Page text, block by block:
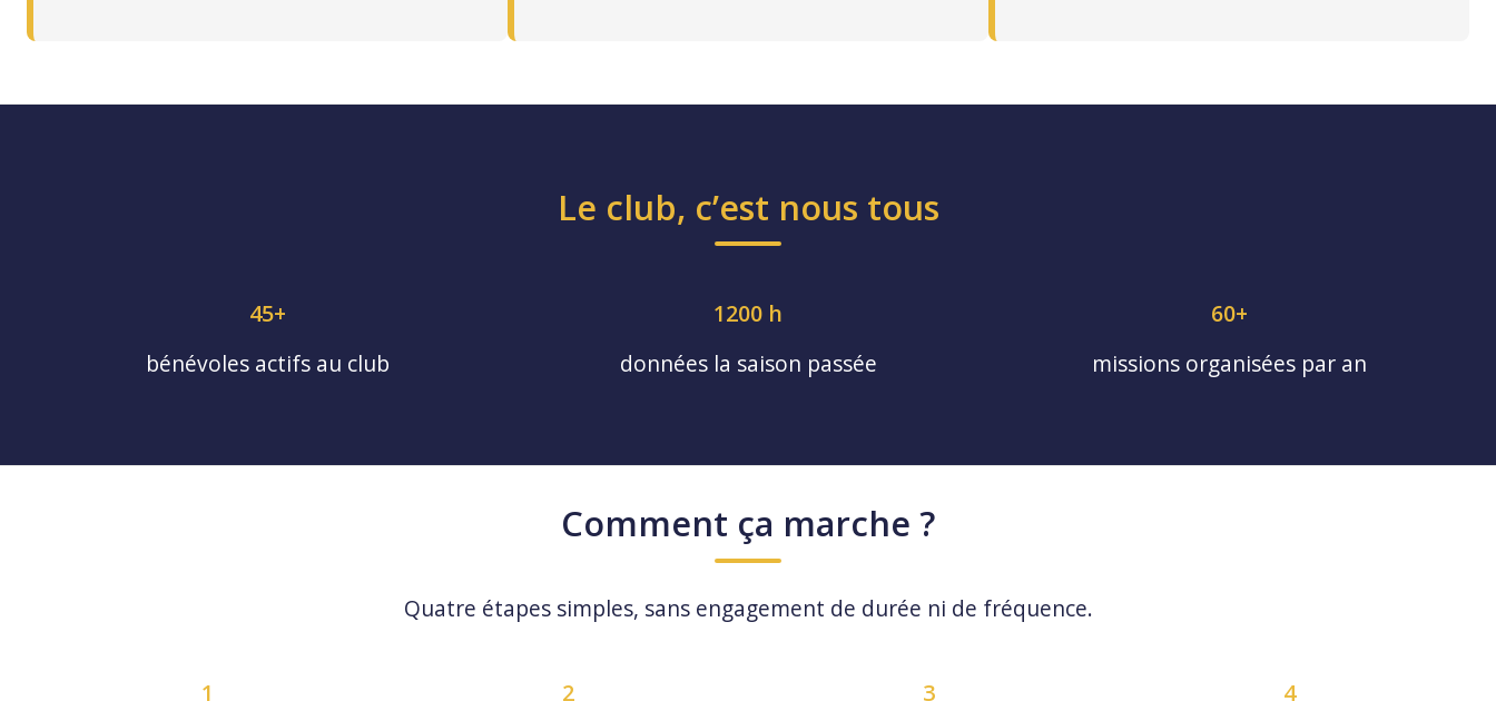
Le club, c’est nous tous
45+
bénévoles actifs au club
1200 h
données la saison passée
60+
missions organisées par an
Comment ça marche ?
Quatre étapes simples, sans engagement de durée ni de fréquence.
1
2
3
4